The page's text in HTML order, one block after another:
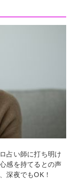
占い師に打ち明け
感を持てるとの声
深夜でもOK！